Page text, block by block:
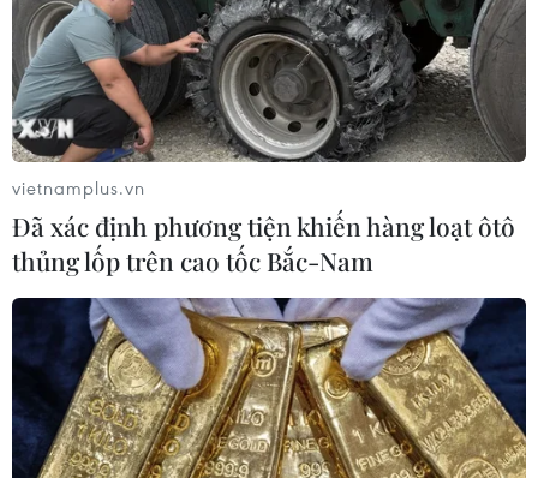
và muốn bác bỏ vụ án với lý do số tài liệu này mang
tính chất "cá nhân," không phải tài sản nhà nước, do đó
ông có quyền tự do sử dụng.
vietnamplus.vn
Đã xác định phương tiện khiến hàng loạt ôtô
thủng lốp trên cao tốc Bắc-Nam